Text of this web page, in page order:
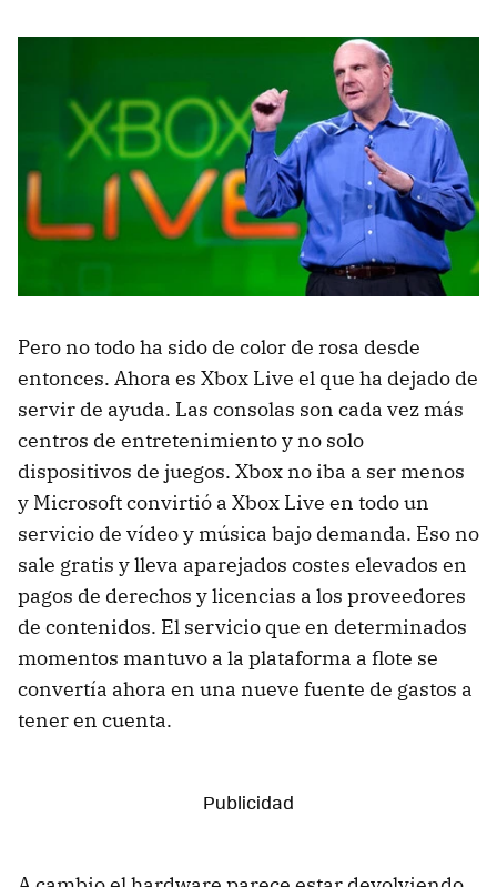
Pero no todo ha sido de color de rosa desde
entonces. Ahora es Xbox Live el que ha dejado de
servir de ayuda. Las consolas son cada vez más
centros de entretenimiento y no solo
dispositivos de juegos. Xbox no iba a ser menos
y Microsoft convirtió a Xbox Live en todo un
servicio de vídeo y música bajo demanda. Eso no
sale gratis y lleva aparejados costes elevados en
pagos de derechos y licencias a los proveedores
de contenidos. El servicio que en determinados
momentos mantuvo a la plataforma a flote se
convertía ahora en una nueve fuente de gastos a
tener en cuenta.